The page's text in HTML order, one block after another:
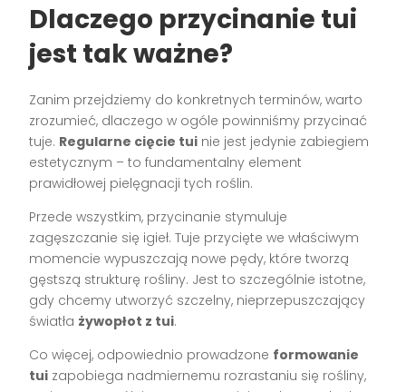
Dlaczego przycinanie tui
jest tak ważne?
Zanim przejdziemy do konkretnych terminów, warto
zrozumieć, dlaczego w ogóle powinniśmy przycinać
tuje. Regularne cięcie tui nie jest jedynie zabiegiem
estetycznym – to fundamentalny element
prawidłowej pielęgnacji tych roślin.
Przede wszystkim, przycinanie stymuluje
zagęszczanie się igieł. Tuje przycięte we właściwym
momencie wypuszczają nowe pędy, które tworzą
gęstszą strukturę rośliny. Jest to szczególnie istotne,
gdy chcemy utworzyć szczelny, nieprzepuszczający
światła żywopłot z tui.
Co więcej, odpowiednio prowadzone formowanie
tui zapobiega nadmiernemu rozrastaniu się rośliny,